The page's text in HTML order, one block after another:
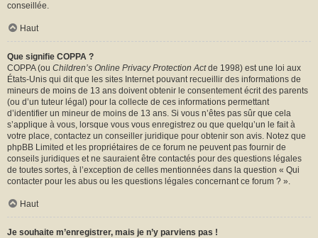
conseillée.
Haut
Que signifie COPPA ?
COPPA (ou Children’s Online Privacy Protection Actde 1998) est une loi aux
États-Unis qui dit que les sites Internet pouvant recueillir des informations de
mineurs de moins de 13 ans doivent obtenir le consentement écrit des parents
(ou d’un tuteur légal) pour la collecte de ces informations permettant
d’identifier un mineur de moins de 13 ans. Si vous n’êtes pas sûr que cela
s’applique à vous, lorsque vous vous enregistrez ou que quelqu’un le fait à
votre place, contactez un conseiller juridique pour obtenir son avis. Notez que
phpBB Limited et les propriétaires de ce forum ne peuvent pas fournir de
conseils juridiques et ne sauraient être contactés pour des questions légales
de toutes sortes, à l’exception de celles mentionnées dans la question « Qui
contacter pour les abus ou les questions légales concernant ce forum ? ».
Haut
Je souhaite m’enregistrer, mais je n’y parviens pas !